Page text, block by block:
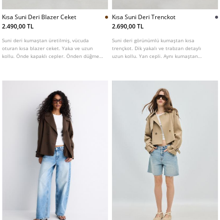
Kısa Suni Deri Blazer Ceket
2.490,00 TL
Suni deri kumaştan üretilmiş, vücuda
oturan kısa blazer ceket. Yaka ve uzun
kollu. Önde kapaklı cepler. Önden düğmeli
Kısa Suni Deri Trenckot
2.690,00 TL
Suni deri görünümlü kumaştan kısa
trençkot. Dik yakalı ve trabzan detaylı
uzun kollu. Yan cepli. Aynı kumaştan